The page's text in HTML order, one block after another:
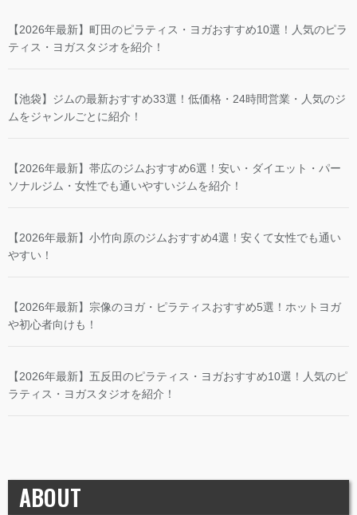
【2026年最新】町田のピラティス・ヨガおすすめ10選！人気のピラ
ティス・ヨガスタジオを紹介！
【池袋】ジムの最新おすすめ33選！低価格・24時間営業・人気のジ
ムをジャンルごとに紹介！
【2026年最新】帯広のジムおすすめ6選！安い・ダイエット・パー
ソナルジム・女性でも通いやすいジムを紹介！
【2026年最新】小竹向原のジムおすすめ4選！安くて女性でも通い
やすい！
【2026年最新】宗像のヨガ・ピラティスおすすめ5選！ホットヨガ
や初心者向けも！
【2026年最新】五反田のピラティス・ヨガおすすめ10選！人気のピ
ラティス・ヨガスタジオを紹介！
ABOUT